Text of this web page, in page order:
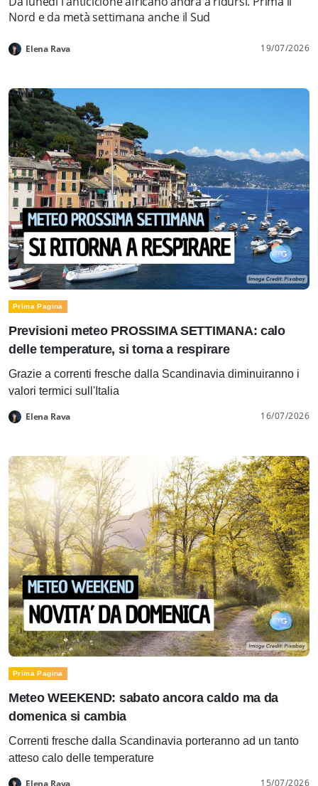
Nord e da metà settimana anche il Sud
Elena Rava 19/07/2026
Prima Pagina
Previsioni meteo PROSSIMA SETTIMANA: calo
delle temperature, si torna a respirare
Grazie a correnti fresche dalla Scandinavia diminuiranno i
valori termici sull'Italia
Elena Rava 16/07/2026
Prima Pagina
Meteo WEEKEND: sabato ancora caldo ma da
domenica si cambia
Correnti fresche dalla Scandinavia porteranno ad un tanto
atteso calo delle temperature
15/07/2026